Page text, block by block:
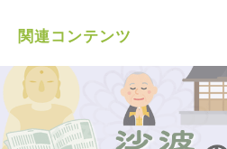
関連コンテンツ